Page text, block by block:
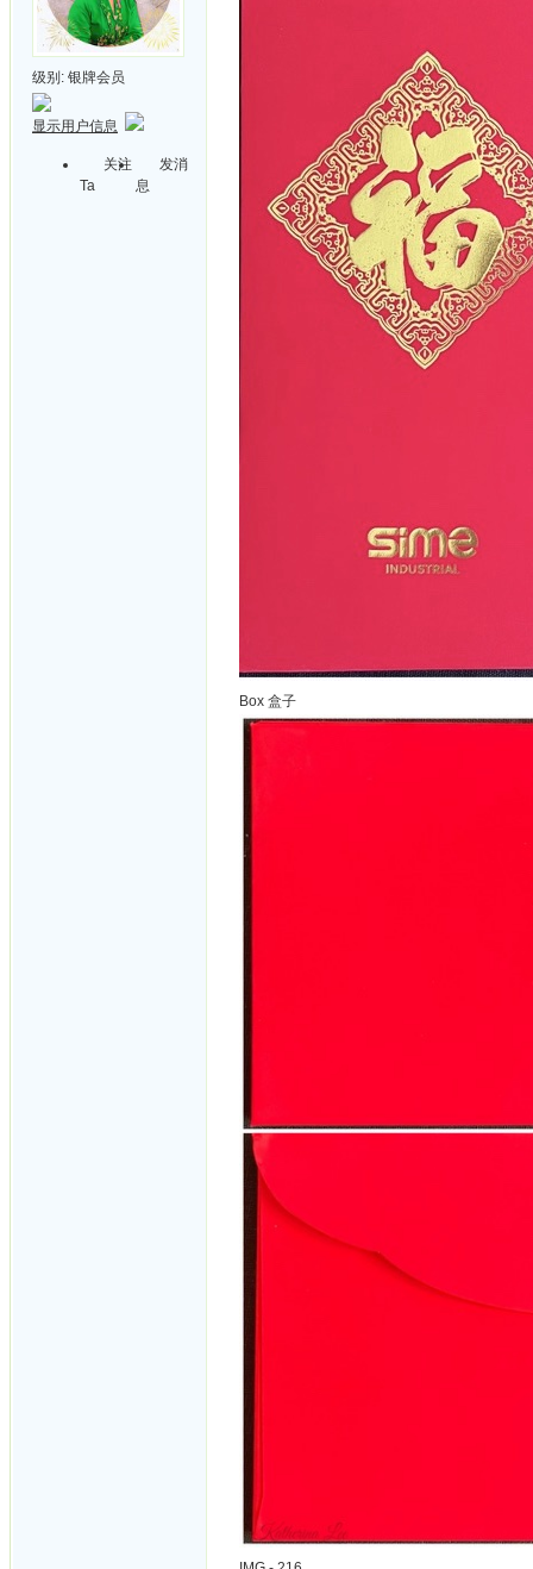
级别: 银牌会员
显示用户信息
关注
Ta
发消
息
Box 盒子